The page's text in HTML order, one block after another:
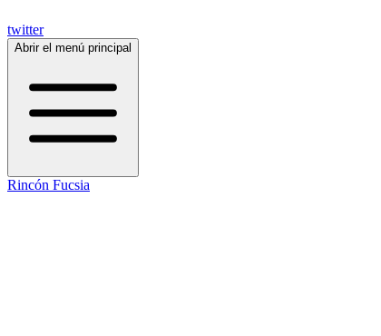
twitter
Abrir el menú principal
Rincón Fucsia